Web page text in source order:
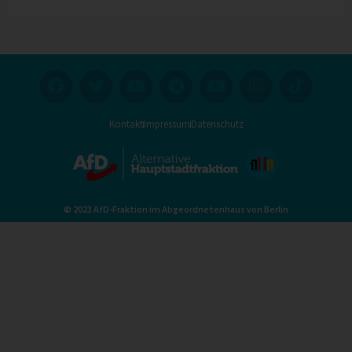
KontaktImpressumDatenschutz
© 2023 AfD-Fraktion im Abgeordnetenhaus von Berlin